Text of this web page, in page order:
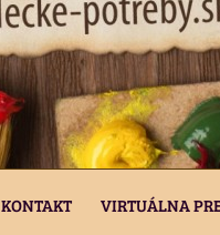
KONTAKT VIRTUÁLNA